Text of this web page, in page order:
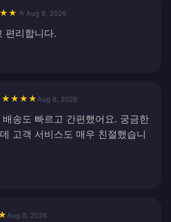
★ ★ Aug 8, 2026
편리합니다.
★ ★ ★ ★ Aug 8, 2026
송도 빠르고 간편했어요. 궁금한
고객 서비스도 매우 친절했습니
Aug 8, 2026